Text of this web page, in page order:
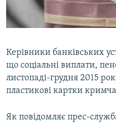
ВІДЕОУРОКИ «ELIFBE»
СВІДЧЕННЯ ОКУПАЦІЇ
ІНФОГРАФІКА
Русский
Qırımtatar
ДОЛУЧАЙСЯ!
Керівники банківських
що соціальні виплати,
листопаді-грудня 2015
пластикові картки
Як повідомляє прес-